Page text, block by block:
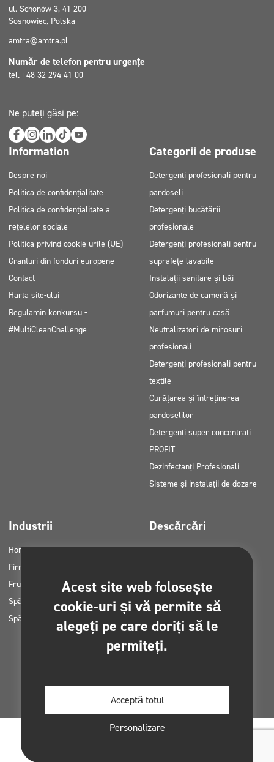
ul. Schonów 3, 41-200
Sosnowiec, Polska
amtra@amtra.pl
Număr de telefon pentru urgențe
tel. +48 32 294 41 00
Ne puteți găsi pe:
Information
Despre noi
Politica de confidențialitate
Politica de confidențialitate a
rețelelor sociale
Politica privind cookie-urile (UE)
Granturi din fonduri europene
Contact
Harta site-ului
Regulamin konkursu -
#MultiCleanChallenge
Categorii de produse
Detergenți profesionali pentru
pardoseli
Detergenți bucătării
profesionale
Detergenți profesionali pentru
suprafețe lavabile
Instalații sanitare și băi
Odorizante de cameră și
parfumuri pentru casă
Neutralizatori de mirosuri
profesionali
Detergenți profesionali pentru
textile
Curățarea și întreținerea
pardoselilor
Detergenți super concentrați
PROFIT
Dezinfectanți Profesionali
Sisteme și instalații de dozare
Industrii
Horeca
Firme de curățenie
Frumuseţe
Spălătorii auto
Spălătorii
Descărcări
Cataloage de produse
Instrucțiuni HACCP
Planuri de aplicare a
produselor Clinex
Permise și aprobări
Fotografii pentru imprimare
Acest site web folosește
cookie-uri și vă permite să
alegeți pe care doriți să le
permiteți.
Acceptă totul
Personalizare